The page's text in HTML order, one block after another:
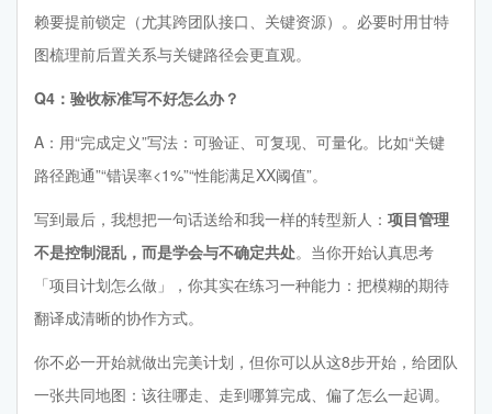
赖要提前锁定（尤其跨团队接口、关键资源）。必要时用甘特
图梳理前后置关系与关键路径会更直观。
Q4：验收标准写不好怎么办？
A：用“完成定义”写法：可验证、可复现、可量化。比如“关键
路径跑通”“错误率<1%”“性能满足XX阈值”。
写到最后，我想把一句话送给和我一样的转型新人： 项目管理
不是控制混乱，而是学会与不确定共处。当你开始认真思考
「项目计划怎么做」，你其实在练习一种能力：把模糊的期待
翻译成清晰的协作方式。
你不必一开始就做出完美计划，但你可以从这8步开始，给团队
一张共同地图：该往哪走、走到哪算完成、偏了怎么一起调。